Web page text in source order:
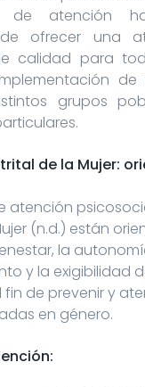
de atención
ofrecer una
calidad para
de
grupos
de la Mujer:
atención
(n.d.) están
la
y la exigibilidad
fin de prevenir y
en género.